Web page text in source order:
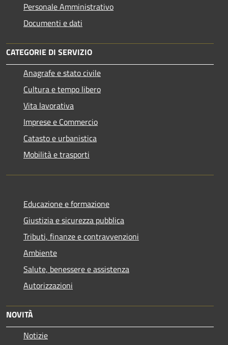
Personale Amministrativo
Documenti e dati
CATEGORIE DI SERVIZIO
Anagrafe e stato civile
Cultura e tempo libero
Vita lavorativa
Imprese e Commercio
Catasto e urbanistica
Mobilità e trasporti
Educazione e formazione
Giustizia e sicurezza pubblica
Tributi, finanze e contravvenzioni
Ambiente
Salute, benessere e assistenza
Autorizzazioni
NOVITÀ
Notizie